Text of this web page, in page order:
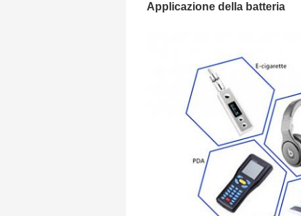
Applicazione della batteria